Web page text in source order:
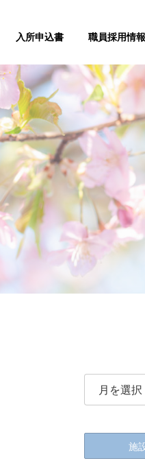
入所申込書 職員採用情報
施